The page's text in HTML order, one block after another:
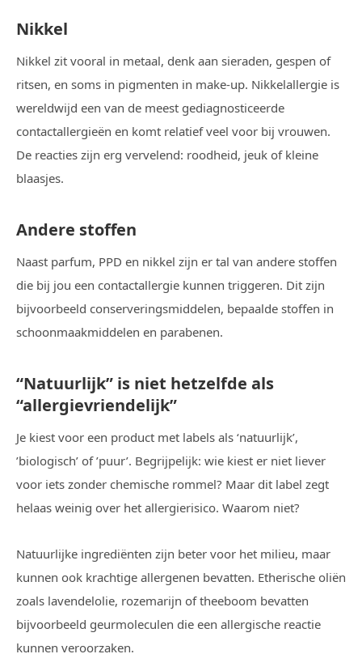
Nikkel
Nikkel zit vooral in metaal, denk aan sieraden, gespen of
ritsen, en soms in pigmenten in make-up. Nikkelallergie is
wereldwijd een van de meest gediagnosticeerde
contactallergieën en komt relatief veel voor bij vrouwen.
De reacties zijn erg vervelend: roodheid, jeuk of kleine
blaasjes.
Andere stoffen
Naast parfum, PPD en nikkel zijn er tal van andere stoffen
die bij jou een contactallergie kunnen triggeren. Dit zijn
bijvoorbeeld conserveringsmiddelen, bepaalde stoffen in
schoonmaakmiddelen en parabenen.
“Natuurlijk” is niet hetzelfde als
“allergievriendelijk”
Je kiest voor een product met labels als ‘natuurlijk’,
’biologisch’ of ’puur’. Begrijpelijk: wie kiest er niet liever
voor iets zonder chemische rommel? Maar dit label zegt
helaas weinig over het allergierisico. Waarom niet?
Natuurlijke ingrediënten zijn beter voor het milieu, maar
kunnen ook krachtige allergenen bevatten. Etherische oliën
zoals lavendelolie, rozemarijn of theeboom bevatten
bijvoorbeeld geurmoleculen die een allergische reactie
kunnen veroorzaken.